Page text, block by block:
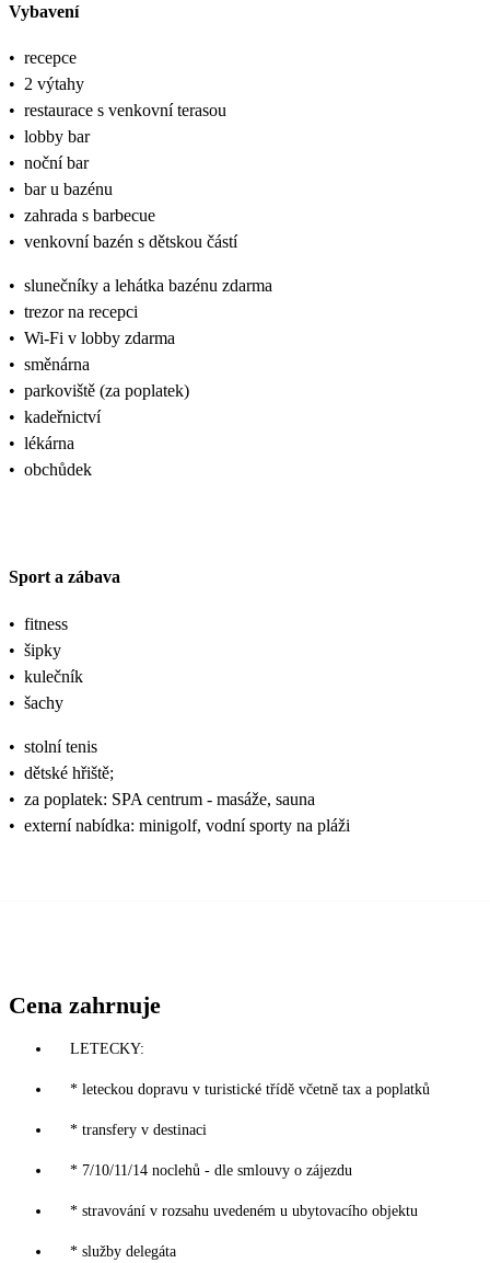
Vybavení
• recepce
• 2 výtahy
• restaurace s venkovní terasou
• lobby bar
• noční bar
• bar u bazénu
• zahrada s barbecue
• venkovní bazén s dětskou částí
• slunečníky a lehátka bazénu zdarma
• trezor na recepci
• Wi-Fi v lobby zdarma
• směnárna
• parkoviště (za poplatek)
• kadeřnictví
• lékárna
• obchůdek
Sport a zábava
• fitness
• šipky
• kulečník
• šachy
• stolní tenis
• dětské hřiště;
• za poplatek: SPA centrum - masáže, sauna
• externí nabídka: minigolf, vodní sporty na pláži
Cena zahrnuje
LETECKY:
* leteckou dopravu v turistické třídě včetně tax a poplatků
* transfery v destinaci
* 7/10/11/14 noclehů - dle smlouvy o zájezdu
* stravování v rozsahu uvedeném u ubytovacího objektu
* služby delegáta